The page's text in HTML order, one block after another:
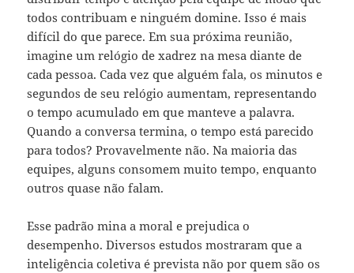
todos contribuam e ninguém domine. Isso é mais
difícil do que parece. Em sua próxima reunião,
imagine um relógio de xadrez na mesa diante de
cada pessoa. Cada vez que alguém fala, os minutos e
segundos de seu relógio aumentam, representando
o tempo acumulado em que manteve a palavra.
Quando a conversa termina, o tempo está parecido
para todos? Provavelmente não. Na maioria das
equipes, alguns consomem muito tempo, enquanto
outros quase não falam.
Esse padrão mina a moral e prejudica o
desempenho. Diversos estudos mostraram que a
inteligência coletiva é prevista não por quem são os